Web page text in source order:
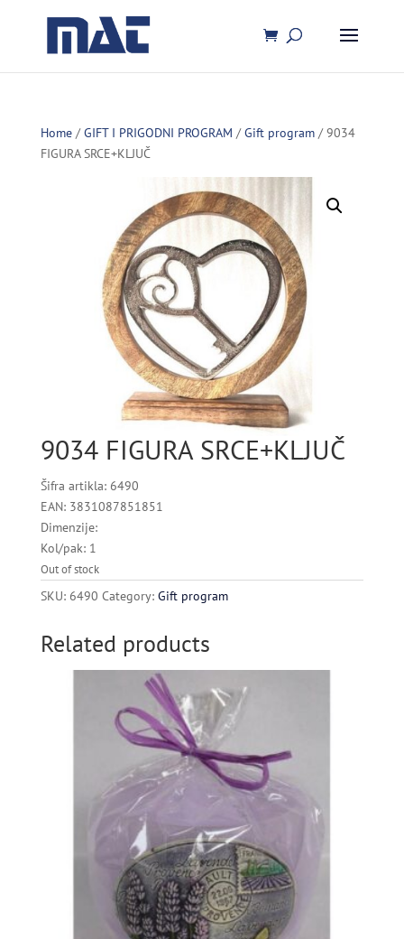
Home/GIFT I PRIGODNI PROGRAM /Gift program/ 9034
FIGURA SRCE+KLJUČ
9034 FIGURA SRCE+KLJUČ
Šifra artikla: 6490
EAN: 3831087851851
Dimenzije:
Kol/pak: 1
Out of stock
SKU: 6490 Category: Gift program
Related products